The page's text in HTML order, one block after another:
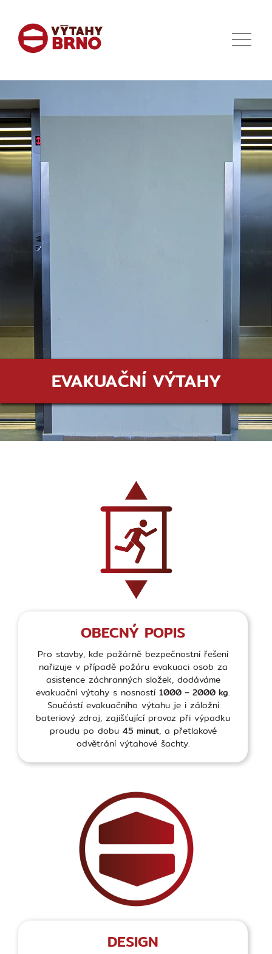
EVAKUAČNÍ VÝTAHY
OBECNÝ POPIS
Pro stavby, kde požárně bezpečnostní řešení
nařizuje v případě požáru evakuaci osob za
asistence záchranných složek, dodáváme
evakuační výtahy s nosností 1000 – 2000 kg.
Součástí evakuačního výtahu je i záložní
bateriový zdroj, zajišťující provoz při výpadku
proudu po dobu 45 minut, a přetlakové
odvětrání výtahové šachty.
DESIGN